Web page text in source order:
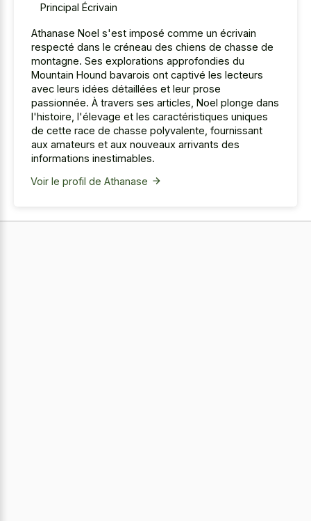
Principal Écrivain
Athanase Noel s'est imposé comme un écrivain
respecté dans le créneau des chiens de chasse de
montagne. Ses explorations approfondies du
Mountain Hound bavarois ont captivé les lecteurs
avec leurs idées détaillées et leur prose
passionnée. À travers ses articles, Noel plonge dans
l'histoire, l'élevage et les caractéristiques uniques
de cette race de chasse polyvalente, fournissant
aux amateurs et aux nouveaux arrivants des
informations inestimables.
Voir le profil de Athanase